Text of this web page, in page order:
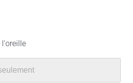
l'oreille